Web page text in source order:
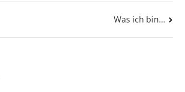
Was ich bin…